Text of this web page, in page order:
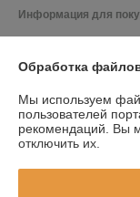
Информация для
Республика Беларусь,
Регистрационный
УНП: 791427039
Регистрационный
Обработка
Мы используем
пользователей
рекомендаций. Вы
отключить их.